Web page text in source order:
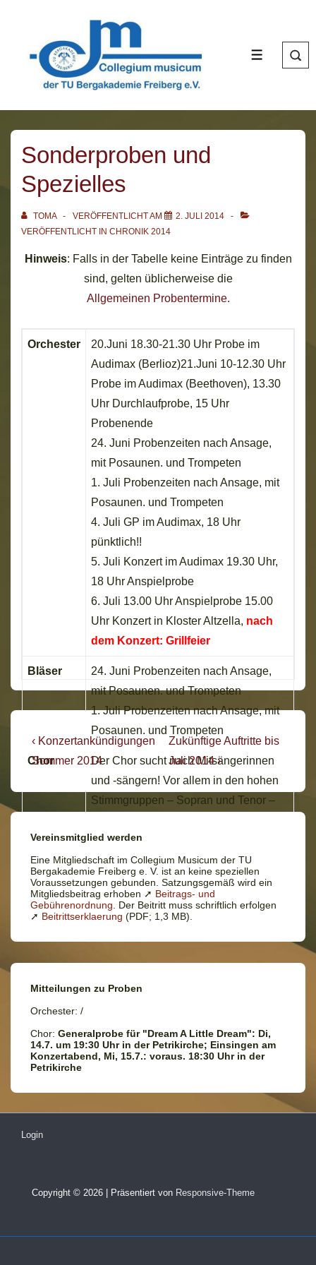
MENÜ
Sonderproben und
Spezielles
TOMA VERÖFFENTLICHT AM
2. JULI 2014
VERÖFFENTLICHT IN CHRONIK 2014
Hinweis: Falls in der Tabelle keine Einträge zu finden
sind, gelten üblicherweise die
Allgemeinen Probentermine.
Orchester
20.Juni 18.30-21.30 Uhr Probe im
Audimax (Berlioz)21.Juni 10-12.30 Uhr
Probe im Audimax (Beethoven), 13.30
Uhr Durchlaufprobe, 15 Uhr
Probenende
24. Juni Probenzeiten nach Ansage,
mit Posaunen. und Trompeten
1. Juli Probenzeiten nach Ansage, mit
Posaunen. und Trompeten
4. Juli GP im Audimax, 18 Uhr
pünktlich!!
5. Juli Konzert im Audimax 19.30 Uhr,
18 Uhr Anspielprobe
6. Juli 13.00 Uhr Anspielprobe 15.00
Uhr Konzert in Kloster Altzella, nach
dem Konzert: Grillfeier
Bläser
24. Juni Probenzeiten nach Ansage,
mit Posaunen. und Trompeten
1. Juli Probenzeiten nach Ansage, mit
Posaunen. und Trompeten
Chor
Der Chor sucht nach Mitsängerinnen
und -sängern! Vor allem in den hohen
Stimmgruppen – Sopran und Tenor –
Verstärkung herzlich willkommen.
zurück: Chronik Überblick
Beitragsnavigation
Vorheriger
Beitrag
‹ Konzertankündigungen
Sommer 2014
Nächster
Beitrag
ist
Zukünftige Auftritte bis
Juli 2014 ›
Vereinsmitglied werden
Eine Mitgliedschaft im Collegium Musicum der TU
Bergakademie Freiberg e. V. ist an keine speziellen
Voraussetzungen gebunden. Satzungsgemäß wird ein
Mitgliedsbeitrag erhoben ➚ Beitrags- und
Gebührenordnung . Der Beitritt muss schriftlich erfolgen
➚ Beitrittserklaerung (PDF; 1,3 MB).
Mitteilungen zu Proben
Orchester: /
Chor: Generalprobe für "Dream A Little Dream": Di,
14.7. um 19:30 Uhr in der Petrikirche; Einsingen am
Konzertabend, Mi, 15.7.: voraus. 18:30 Uhr in der
Petrikirche
Login
Copyright © 2026 | Präsentiert von Responsive-Theme